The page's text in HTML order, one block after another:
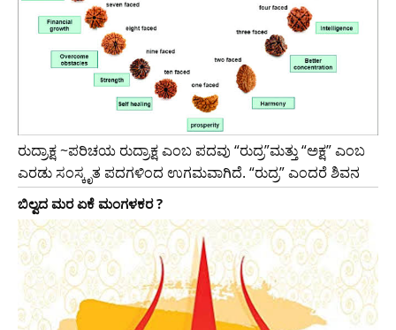
ರುದ್ರಾಕ್ಷ ~ಪರಿಚಯ ರುದ್ರಾಕ್ಷ ಎಂಬ ಪದವು “ರುದ್ರ”ಮತ್ತು “ಅಕ್ಷ” ಎಂಬ
ಎರಡು ಸಂಸ್ಕೃತ ಪದಗಳಿಂದ ಉಗಮವಾಗಿದೆ. “ರುದ್ರ” ಎಂದರೆ ಶಿವನ
ಬಿಲ್ವದ ಮರ ಏಕೆ ಮಂಗಳಕರ ?